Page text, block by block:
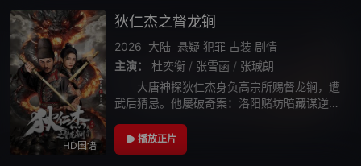
HD国语
狄仁杰之督龙锏
2026 大陆 悬疑 犯罪 古装 剧情
主演：
杜奕衡 / 张雪菡 / 张珹朗
大唐神探狄仁杰身负高宗所赐督龙锏，遭
武后猜忌。他屡破奇案：洛阳赌坊暗藏谋逆、
仁杰周旋于武后、太子及各方势力间，以智破
局，以忠护国，终揭穿重重阴谋，守护大唐安
播放正片